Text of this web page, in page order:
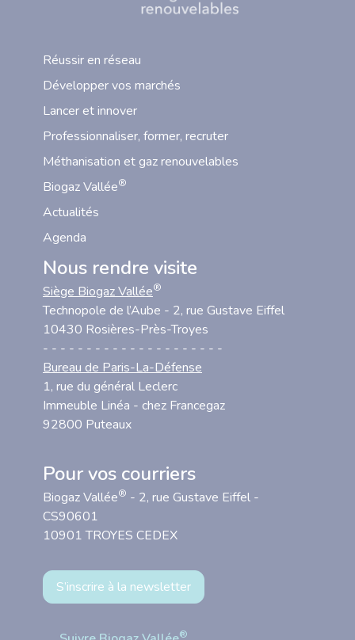
Réussir en réseau
Développer vos marchés
Lancer et innover
Professionnaliser, former, recruter
Méthanisation et gaz renouvelables
Biogaz Vallée®
Actualités
Agenda
Nous rendre visite
Siège Biogaz Vallée®
Technopole de l’Aube - 2, rue Gustave Eiffel
10430 Rosières-Près-Troyes
- - - - - - - - - - - - - - - - - - - - -
Bureau de Paris-La-Défense
1, rue du général Leclerc
Immeuble Linéa - chez Francegaz
92800 Puteaux
Pour vos courriers
Biogaz Vallée® - 2, rue Gustave Eiffel -
CS90601
10901 TROYES CEDEX
S’inscrire à la newsletter
®